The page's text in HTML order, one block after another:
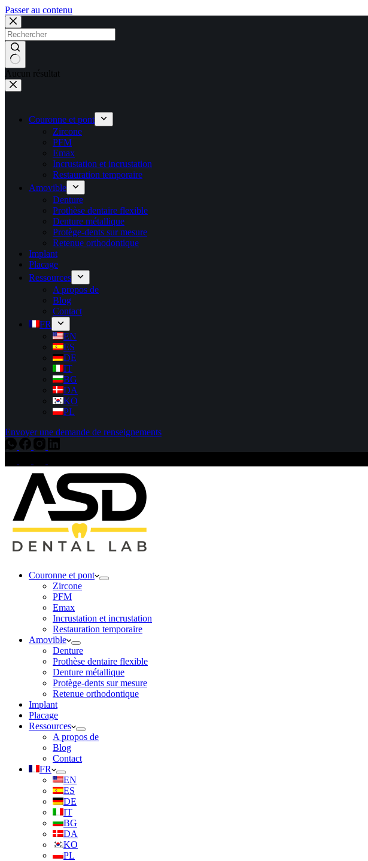
Passer au contenu
Aucun résultat
Couronne et pont
Zircone
PFM
Emax
Incrustation et incrustation
Restauration temporaire
Amovible
Denture
Prothèse dentaire flexible
Denture métallique
Protège-dents sur mesure
Retenue orthodontique
Implant
Placage
Ressources
A propos de
Blog
Contact
FR
EN
ES
DE
IT
BG
DA
KO
PL
Envoyer une demande de renseignements
Couronne et pont
Zircone
PFM
Emax
Incrustation et incrustation
Restauration temporaire
Amovible
Denture
Prothèse dentaire flexible
Denture métallique
Protège-dents sur mesure
Retenue orthodontique
Implant
Placage
Ressources
A propos de
Blog
Contact
FR
EN
ES
DE
IT
BG
DA
KO
PL